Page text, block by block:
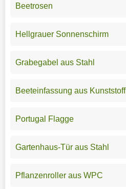
Beetrosen
Hellgrauer Sonnenschirm
Grabegabel aus Stahl
Beeteinfassung aus Kunststoff
Portugal Flagge
Gartenhaus-Tür aus Stahl
Pflanzenroller aus WPC